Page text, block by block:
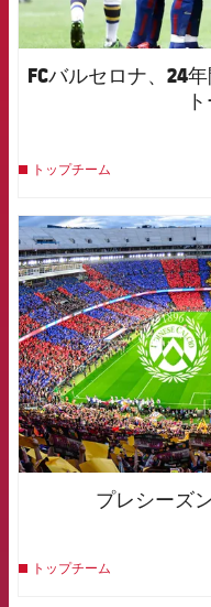
FCバルセロナ、24
トップチーム
プレシーズ
トップチーム